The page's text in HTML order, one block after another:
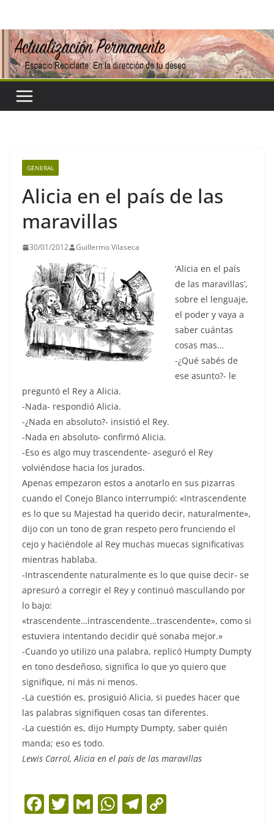
contenido
GENERAL
Alicia en el país de las
maravillas
30/01/2012 Guillermo Vilaseca
‘Alicia en el país
de las maravillas’,
sobre el lenguaje,
el poder y vaya a
saber cuántas
cosas mas…
-¿Qué sabés de
ese asunto?- le
preguntó el Rey a Alicia.
-Nada- respondió Alicia.
-¿Nada en absoluto?- insistió el Rey.
-Nada en absoluto- confirmó Alicia.
-Eso es algo muy trascendente- aseguró el Rey
volviéndose hacia los jurados.
Apenas empezaron estos a anotarlo en sus pizarras
cuando el Conejo Blanco interrumpió: «Intrascendente
es lo que su Majestad ha querido decir, naturalmente»,
dijo con un tono de gran respeto pero frunciendo el
cejo y haciéndole al Rey muchas muecas significativas
mientras hablaba.
-Intrascendente naturalmente es lo que quise decir- se
apresuró a corregir el Rey y continuó mascullando por
lo bajo:
«trascendente…intrascendente…trascendente», como si
estuviera intentando decidir qué sonaba mejor.»
-Cuando yo utilizo una palabra, replicó Humpty Dumpty
en tono desdeñoso, significa lo que yo quiero que
signifique, ni más ni menos.
-La cuestión es, prosiguió Alicia, si puedes hacer que
las palabras signifiquen cosas tan diferentes.
-La cuestión es, dijo Humpty Dumpty, saber quién
manda; eso es todo.
Lewis Carrol, Alicia en el país de las maravillas
F T G W T